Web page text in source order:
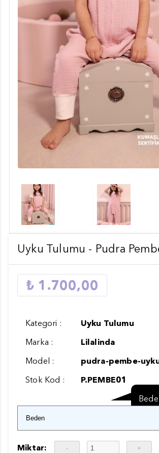
Uyku Tulumu - Pudra
₺ 1.700,00
Kategori :
Uyku Tulumu
Marka :
Lilalinda
Model :
pudra-pembe-
Stok Kod :
P.PEMBE01
Miktar: